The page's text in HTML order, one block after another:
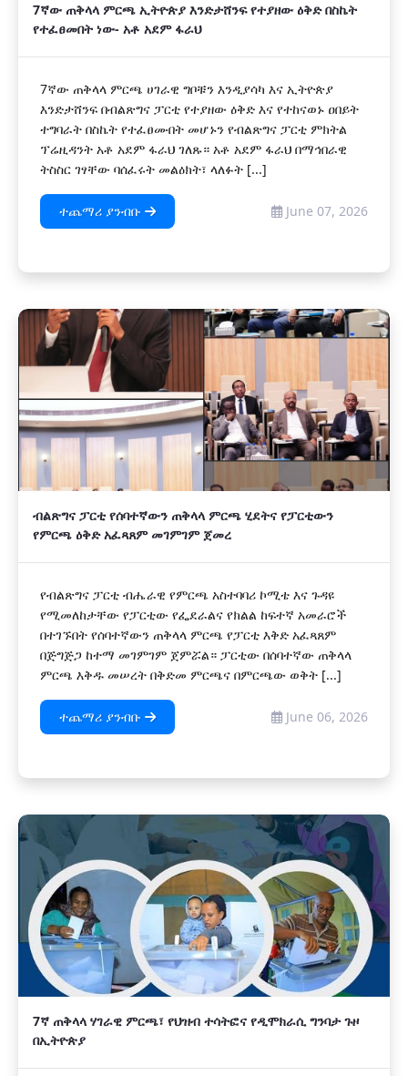
7ኛው ጠቅላላ ምርጫ ኢትዮጵያ እንድታሸንፍ የተያዘው ዕቅድ በስኬት
የተፈፀመበት ነው- አቶ አደም ፋራህ
7ኛው ጠቅላላ ምርጫ ሀገራዊ ግቦቹን እንዲያሳካ እና ኢትዮጵያ
እንድታሸንፍ በብልጽግና ፓርቲ የተያዘው ዕቅድ እና የተከናወኑ ዐበይት
ተግባራት በስኬት የተፈፀሙበት መሆኑን የብልጽግና ፓርቲ ምክትል
ፕሬዚዳንት አቶ አደም ፋራህ ገለጹ። አቶ አደም ፋራህ በማኅበራዊ
ትስስር ገፃቸው ባሰፈሩት መልዕክት፣ ላለፉት [...]
ተጨማሪ ያንብቡ June 07, 2026
ብልጽግና ፓርቲ የሰባተኛውን ጠቅላላ ምርጫ ሂደትና የፓርቲውን
የምርጫ ዕቅድ አፈጻጸም መገምገም ጀመረ
የብልጽግና ፓርቲ ብሔራዊ የምርጫ አስተባባሪ ኮሚቴ እና ጉዳዩ
የሚመለከታቸው የፓርቲው የፌደራልና የክልል ከፍተኛ አመራሮች
በተገኙበት የሰባተኛውን ጠቅላላ ምርጫ የፓርቲ እቅድ አፈጻጸም
በጅግጅጋ ከተማ መገምገም ጀምሯል። ፓርቲው በሰባተኛው ጠቅላላ
ምርጫ እቅዱ መሠረት በቅድመ ምርጫና በምርጫው ወቅት [...]
ተጨማሪ ያንብቡ June 06, 2026
7ኛ ጠቅላላ ሃገራዊ ምርጫ፣ የህዝብ ተሳትፎና የዲሞክራሲ ግንባታ ጉዞ
በኢትዮጵያ